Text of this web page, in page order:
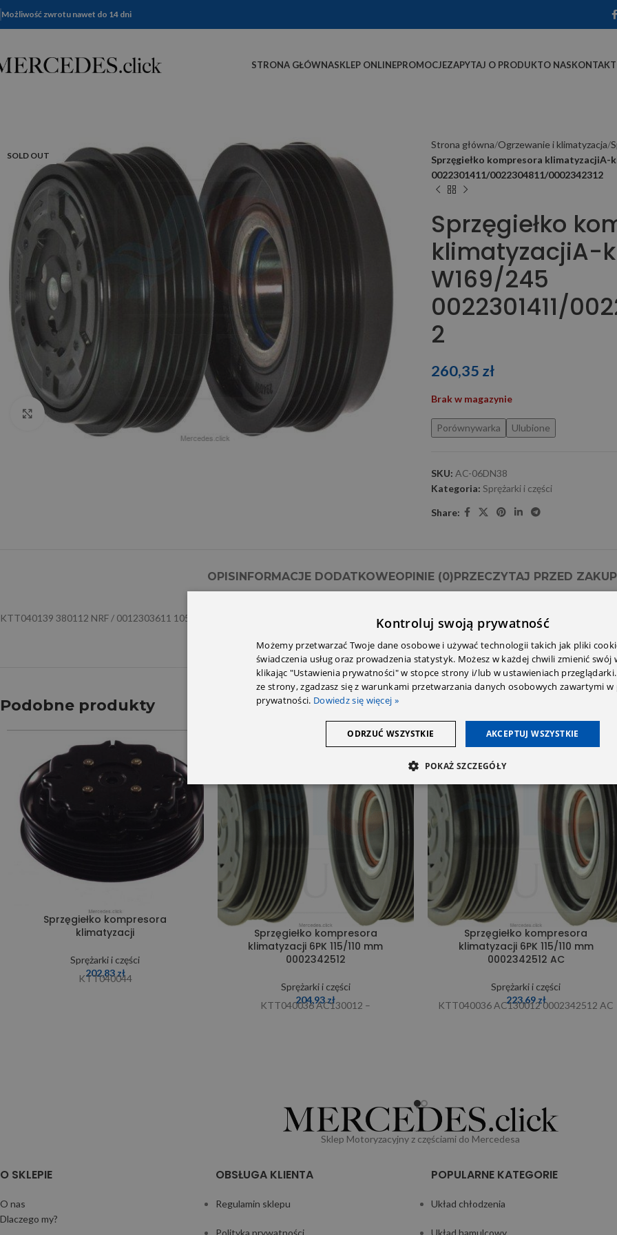
Możliwość zwrotu nawet do 14 dni
STRONA GŁÓWNASKLEP ONLINEPROMOCJEZAPYTAJ O PRODUKTO NASKONTAKT
SOLD OUT
Click to enlarge
Strona główna Ogrzewanie i klimatyzacja
Sprzęgiełko kompresora klimatyzacjiA-
0022301411/0022304811/0002342312
Sprzęgiełko
klimatyzacjiA-
W169/245
0022301411/
2
260,35 zł
Brak w magazynie
Porównywarka Ulubione
SKU: AC-06DN38
Kategoria: Sprężarki i części
Share:
OPISINFORMACJE DODATKOWEOPINIE (0)PRZECZYTAJ PRZED
KTT040139 380112 NRF / 0012303611 105mm
Podobne produkty
Sprzęgiełko kompresora
klimatyzacji
Sprężarki i części
202,83zł
KTT040044
Sprzęgiełko kompresora
klimatyzacji 6PK 115/110 mm
0002342512
Sprężarki i części
204,93zł
KTT040036 AC130012 –
SOLD OUT
Sprzęgiełko kompresora
klimatyzacji 6PK 115/110 mm
0002342512 AC
Sprężarki i części
223,69zł
KTT040036 AC130012 0002342512 AC
Sklep Motoryzacyjny z częściami do Mercedesa
O SKLEPIE
O nas
Dlaczego my?
OBSŁUGA KLIENTA
Regulamin sklepu
Polityka prywatności
POPULARNE KATEGORIE
Układ chłodzenia
Układ hamulcowy
Kontroluj swoją prywatność
Możemy przetwarzać Twoje dane osobowe i używać technologii takich jak pliki
świadczenia usług oraz prowadzenia statystyk. Możesz w każdej chwili zmienić swój
klikając "Ustawienia prywatności" w stopce strony i/lub w ustawieniach
ze strony, zgadzasz się z warunkami przetwarzania danych osobowych zawartymi
prywatności. Dowiedz się więcej »
AKCEPTUJ WSZYSTKIE
ODRZUĆ WSZYSTKIE
POKAŻ SZCZEGÓŁY